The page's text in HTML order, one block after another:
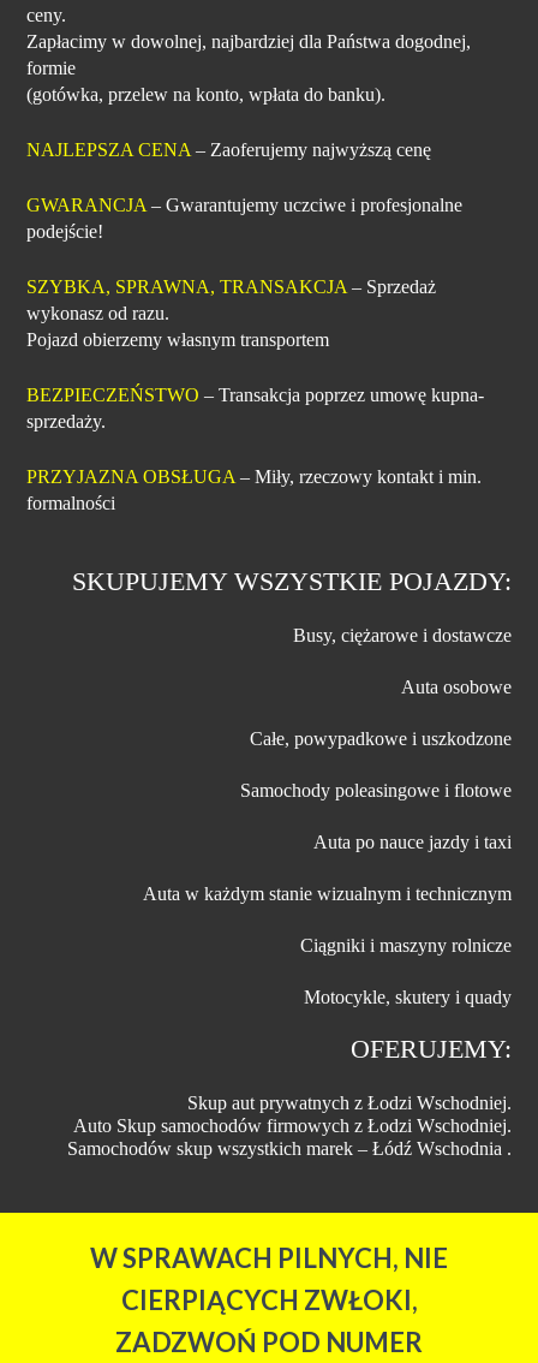
ceny.
Zapłacimy w dowolnej, najbardziej dla Państwa dogodnej,
formie
(gotówka, przelew na konto, wpłata do banku).
NAJLEPSZA CENA – Zaoferujemy najwyższą cenę
GWARANCJA – Gwarantujemy uczciwe i profesjonalne
podejście!
SZYBKA, SPRAWNA, TRANSAKCJA – Sprzedaż
wykonasz od razu.
Pojazd obierzemy własnym transportem
BEZPIECZEŃSTWO – Transakcja poprzez umowę kupna-
sprzedaży.
PRZYJAZNA OBSŁUGA – Miły, rzeczowy kontakt i min.
formalności
SKUPUJEMY WSZYSTKIE POJAZDY:
Busy, ciężarowe i dostawcze
Auta osobowe
Całe, powypadkowe i uszkodzone
Samochody poleasingowe i flotowe
Auta po nauce jazdy i taxi
Auta w każdym stanie wizualnym i technicznym
Ciągniki i maszyny rolnicze
Motocykle, skutery i quady
OFERUJEMY:
Skup aut prywatnych z Łodzi Wschodniej.
Auto Skup samochodów firmowych z Łodzi Wschodniej.
Samochodów skup wszystkich marek – Łódź Wschodnia .
W SPRAWACH PILNYCH, NIE
CIERPIĄCYCH ZWŁOKI,
ZADZWOŃ POD NUMER